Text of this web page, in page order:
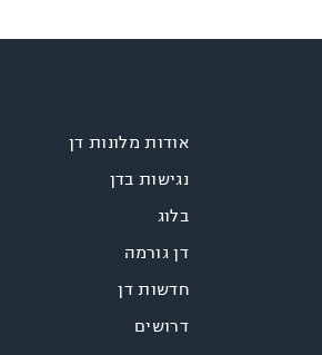
אודות מלונות דן
נגישות בדן
בלוג
דן גורמה
חדשות דן
דרושים